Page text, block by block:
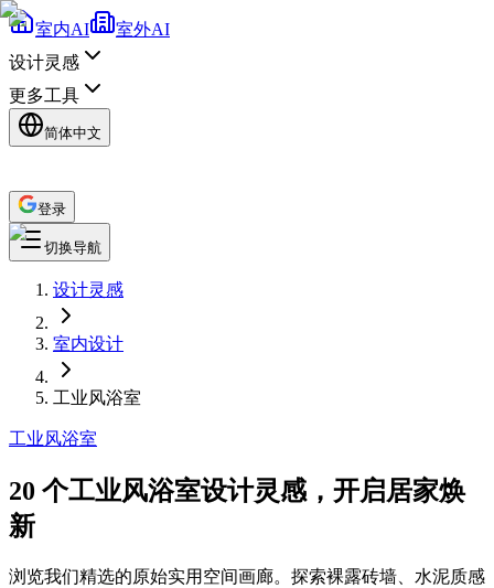
室内AI
室外AI
设计灵感
更多工具
简体中文
登录
切换导航
设计灵感
室内设计
工业风浴室
工业风浴室
20 个工业风浴室设计灵感，开启居家焕
新
浏览我们精选的原始实用空间画廊。探索裸露砖墙、水泥质感